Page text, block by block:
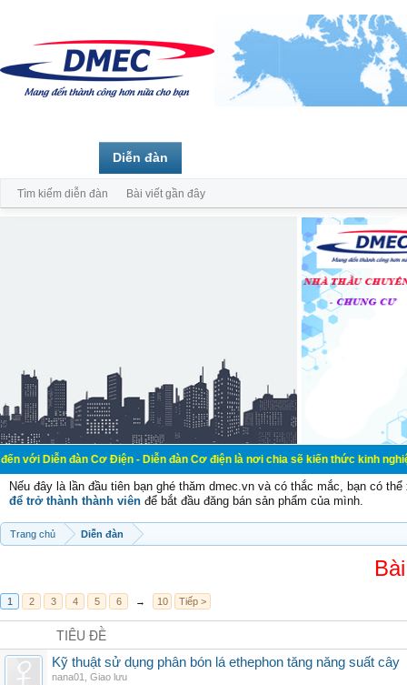
đàn Cơ Điện - Diễn đàn Cơ điện là nơi chia sẽ kiến thức kinh nghiệm
Nếu đây là lần đầu tiên bạn ghé thăm dmec.vn và có thắc mắc, bạn có
để trở thành thành viên để bắt đầu đăng bán sản phẩm của mình.
Trang chủ Diễn đàn
1 2 3 4 5 6 → 10 Tiếp >
TIÊU ĐỀ
Kỹ thuật sử dụng phân bón lá ethephon tăng năng suất cây
nana01
Giao lưu
Diễn đàn
Tìm kiếm diễn đàn Bài viết gần đây